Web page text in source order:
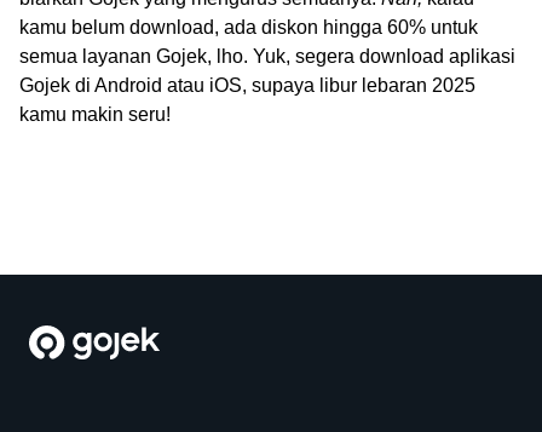
kamu belum download, ada diskon hingga 60% untuk
semua layanan Gojek, lho. Yuk, segera download aplikasi
Gojek di Android atau iOS, supaya libur lebaran 2025
kamu makin seru!